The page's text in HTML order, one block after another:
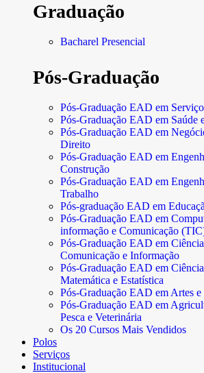
Graduação
Bacharel Presencial
Pós-Graduação
Pós-Graduação EAD em
Pós-Graduação EAD em Saúde
Pós-Graduação EAD em
Direito
Pós-Graduação EAD em
Construção
Pós-Graduação EAD em
Trabalho
Pós-graduação EAD em
Pós-Graduação EAD em
informação e Comunicação
Pós-Graduação EAD em
Comunicação e Informação
Pós-Graduação EAD em
Matemática e Estatística
Pós-Graduação EAD em Artes
Pós-Graduação EAD em
Pesca e Veterinária
Os 20 Cursos Mais Vendidos
Polos
Serviços
Institucional